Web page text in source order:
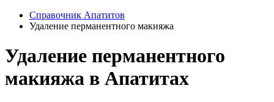
Справочник Апатитов
Удаление перманентного макияжа
Удаление перманентного
макияжа в Апатитах